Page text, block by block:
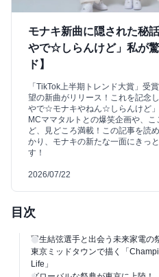
モナキ新曲に隠された秘
やで☆しらんけど」私が
ド】
「TikTok上半期トレンド大賞」受
望の新曲がリリース！これを記念
やで☆モナキやねん☆しらんけど」
MCママタルトとの爆笑企画や、
ど、見どころ満載！この記事を読
かり、モナキの新たな一面にきっ
す！
2026/07/22
目次
羽生結弦選手と出会う未来家電の
東京ミッドタウンで描く「
Life」